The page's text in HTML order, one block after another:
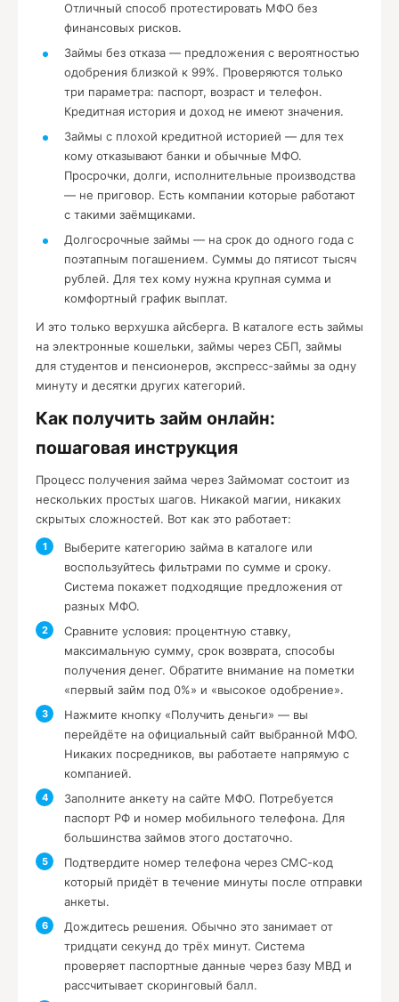
Отличный способ протестировать МФО без
финансовых рисков.
Займы без отказа — предложения с вероятностью
одобрения близкой к 99%. Проверяются только
три параметра: паспорт, возраст и телефон.
Кредитная история и доход не имеют значения.
Займы с плохой кредитной историей — для тех
кому отказывают банки и обычные МФО.
Просрочки, долги, исполнительные производства
— не приговор. Есть компании которые работают
с такими заёмщиками.
Долгосрочные займы — на срок до одного года с
поэтапным погашением. Суммы до пятисот тысяч
рублей. Для тех кому нужна крупная сумма и
комфортный график выплат.
И это только верхушка айсберга. В каталоге есть займы
на электронные кошельки, займы через СБП, займы
для студентов и пенсионеров, экспресс-займы за одну
минуту и десятки других категорий.
Как получить займ онлайн:
пошаговая инструкция
Процесс получения займа через Займомат состоит из
нескольких простых шагов. Никакой магии, никаких
скрытых сложностей. Вот как это работает:
Выберите категорию займа в каталоге или
воспользуйтесь фильтрами по сумме и сроку.
Система покажет подходящие предложения от
разных МФО.
Сравните условия: процентную ставку,
максимальную сумму, срок возврата, способы
получения денег. Обратите внимание на пометки
«первый займ под 0%» и «высокое одобрение».
Нажмите кнопку «Получить деньги» — вы
перейдёте на официальный сайт выбранной МФО.
Никаких посредников, вы работаете напрямую с
компанией.
Заполните анкету на сайте МФО. Потребуется
паспорт РФ и номер мобильного телефона. Для
большинства займов этого достаточно.
Подтвердите номер телефона через СМС-код
который придёт в течение минуты после отправки
анкеты.
Дождитесь решения. Обычно это занимает от
тридцати секунд до трёх минут. Система
проверяет паспортные данные через базу МВД и
рассчитывает скоринговый балл.